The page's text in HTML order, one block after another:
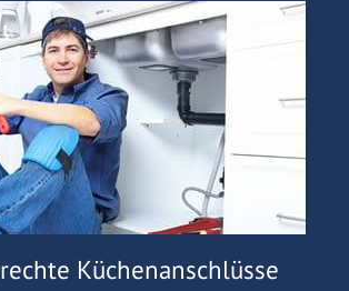
Küchenanschlüsse